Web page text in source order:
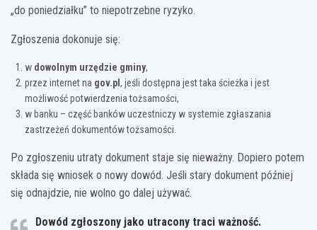
„do poniedziałku” to niepotrzebne ryzyko.
Zgłoszenia dokonuje się:
w dowolnym urzędzie gminy,
przez internet na gov.pl , jeśli dostępna jest taka ścieżka i jest
możliwość potwierdzenia tożsamości,
w banku – część banków uczestniczy w systemie zgłaszania
zastrzeżeń dokumentów tożsamości.
Po zgłoszeniu utraty dokument staje się nieważny. Dopiero potem
składa się wniosek o nowy dowód. Jeśli stary dokument później
się odnajdzie, nie wolno go dalej używać.
Dowód zgłoszony jako utracony traci ważność.